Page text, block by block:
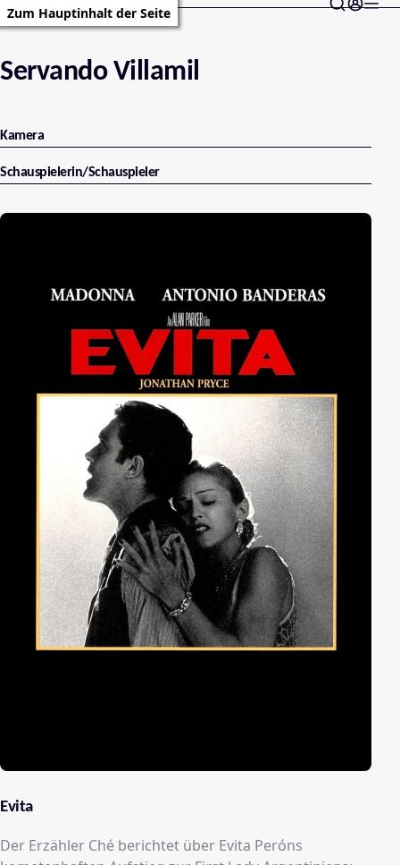
Zum Hauptinhalt der Seite
Servando Villamil
Kamera
Schauspielerin/Schauspieler
Evita
Der Erzähler Ché berichtet über Evita Peróns